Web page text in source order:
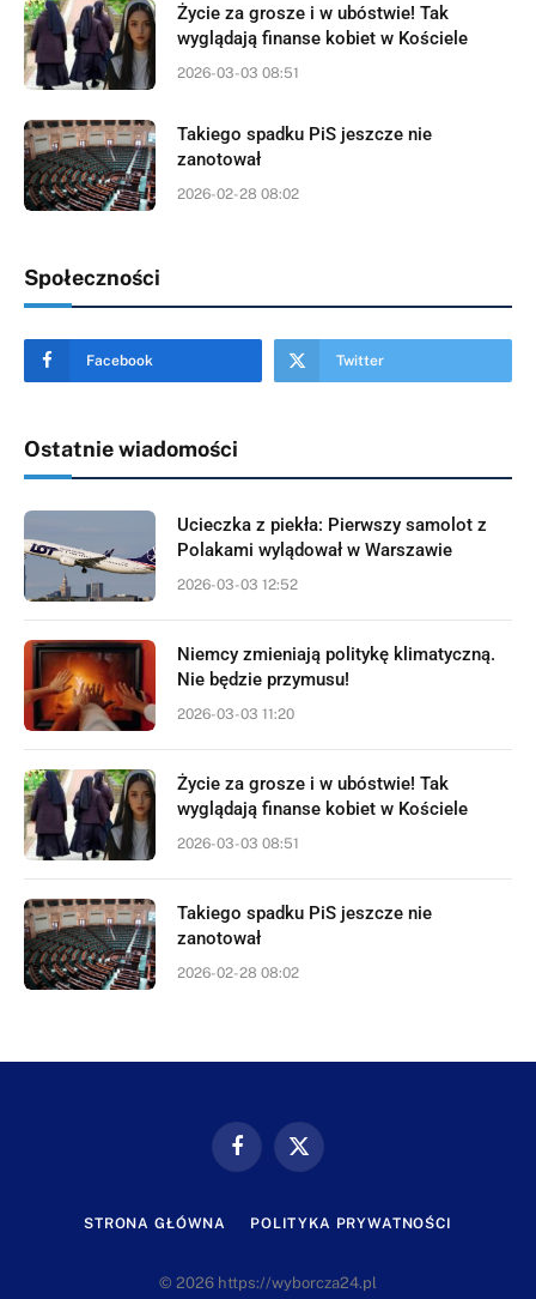
Życie za grosze i w ubóstwie! Tak
wyglądają finanse kobiet w Kościele
2026-03-03 08:51
Takiego spadku PiS jeszcze nie
zanotował
2026-02-28 08:02
Społeczności
Facebook Twitter
Ostatnie wiadomości
Ucieczka z piekła: Pierwszy samolot z
Polakami wylądował w Warszawie
2026-03-03 12:52
Niemcy zmieniają politykę klimatyczną.
Nie będzie przymusu!
2026-03-03 11:20
Życie za grosze i w ubóstwie! Tak
wyglądają finanse kobiet w Kościele
2026-03-03 08:51
Takiego spadku PiS jeszcze nie
zanotował
2026-02-28 08:02
FacebookX
STRONA GŁÓWNA POLITYKA PRYWATNOŚCI
© 2026 https://wyborcza24.pl